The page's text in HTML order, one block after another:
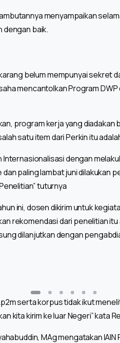
menyampaikan
dengan baik.
belum mempunyai sekret
mencantolkan Program DWP
program kerja yang diadakan
satu item dari Perkin itu
Internasionalisasi dengan
paling lambat juni dilakukan
tuturnya
ini, dosen dikirim untuk
rekomendasi dari penelitian
dilanjutkan dengan
serta korpus tidak ikut
kita kirim ke luar Negeri” kata
MAg mengatakan